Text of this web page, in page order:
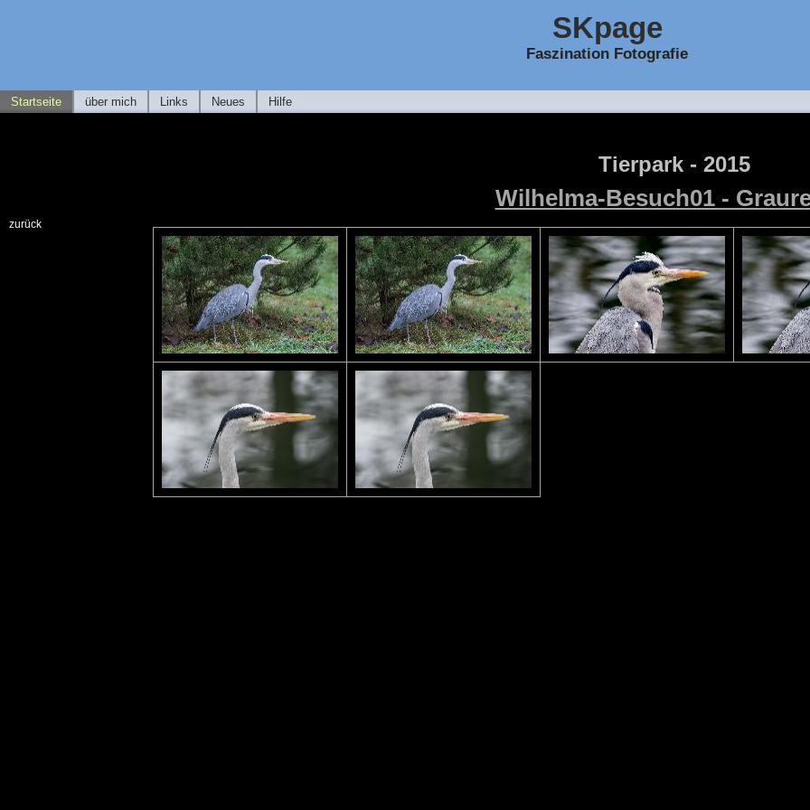
SKpage
Faszination Fotografie
Startseite über mich Links Neues Hilfe
zurück
Tierpark - 2015
Wilhelma-Besuch01 -